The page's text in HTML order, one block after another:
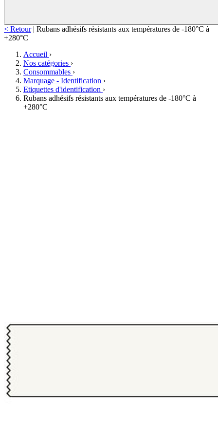
< Retour | Rubans adhésifs résistants aux températures de -180°C à
+280°C
Accueil ›
Nos catégories ›
Consommables ›
Marquage - Identification ›
Etiquettes d'identification ›
Rubans adhésifs résistants aux températures de -180°C à
+280°C